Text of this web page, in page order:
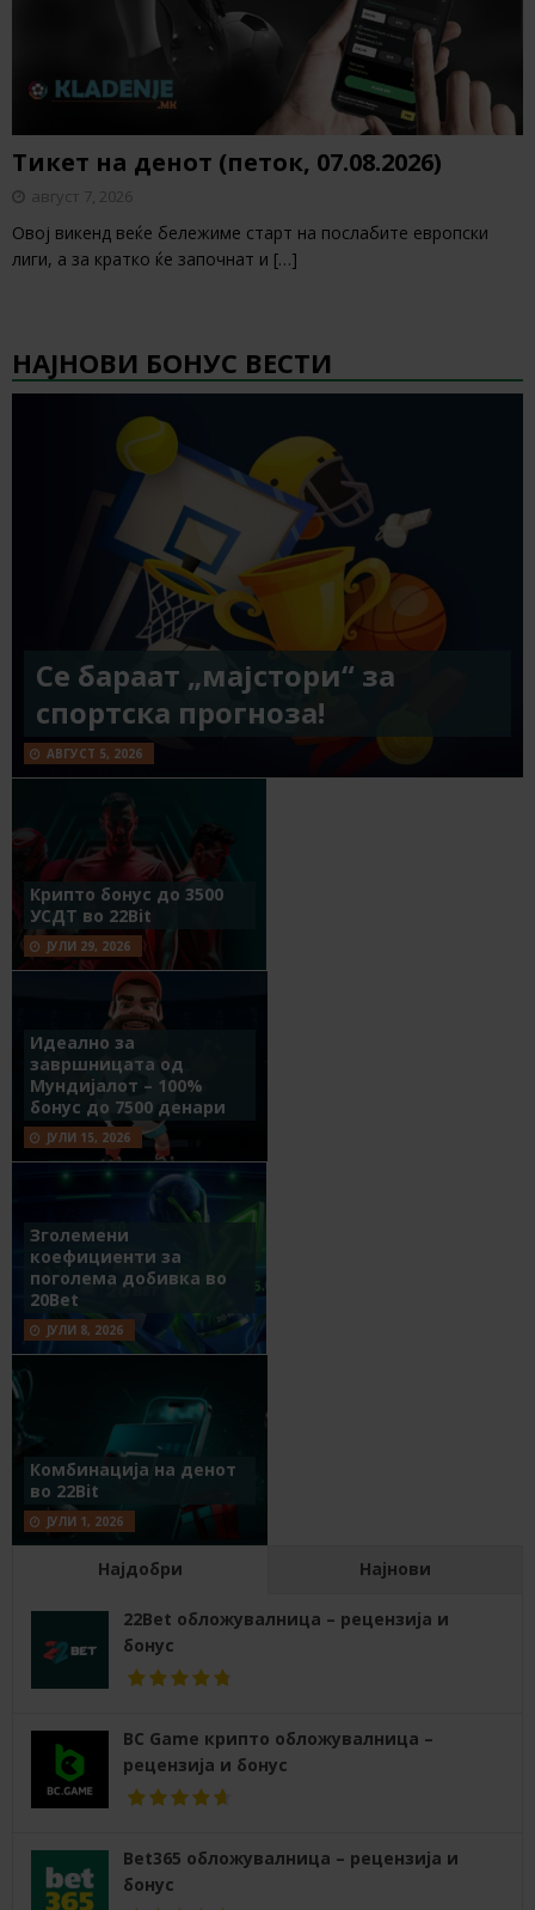
Тикет на денот (петок, 07.08.2026)
август 7, 2026
Овој викенд веќе бележиме старт на послабите европски
лиги, а за кратко ќе започнат и […]
НАЈНОВИ БОНУС ВЕСТИ
Се бараат „мајстори“ за
спортска прогноза!
АВГУСТ 5, 2026
Крипто бонус до 3500
УСДТ во 22Bit
ЈУЛИ 29, 2026
Идеално за
завршницата од
Мундијалот – 100%
бонус до 7500 денари
ЈУЛИ 15, 2026
Зголемени
коефициенти за
поголема добивка во
20Bet
ЈУЛИ 8, 2026
Комбинација на денот
во 22Bit
ЈУЛИ 1, 2026
Најдобри Најнови
22Bet обложувалница – рецензија и
бонус
BC Game крипто обложувалница –
рецензија и бонус
Bet365 обложувалница – рецензија и
бонус